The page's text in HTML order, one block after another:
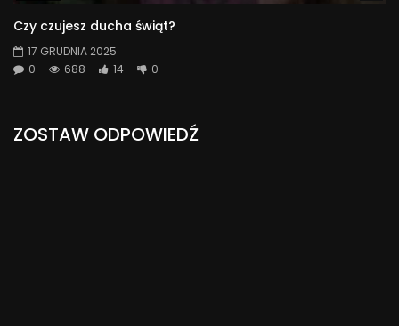
Czy czujesz ducha świąt?
17 GRUDNIA 2025
0
688 14 0
ZOSTAW ODPOWIEDŹ